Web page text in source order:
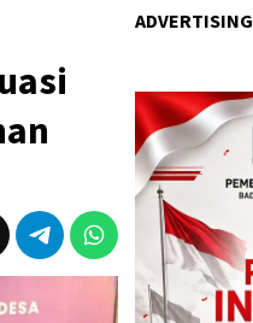
ADVERTISING